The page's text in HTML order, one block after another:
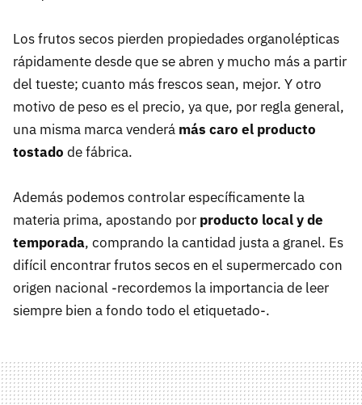
Los frutos secos pierden propiedades organolépticas
rápidamente desde que se abren y mucho más a partir
del tueste; cuanto más frescos sean, mejor. Y otro
motivo de peso es el precio, ya que, por regla general,
una misma marca venderá más caro el producto
tostado de fábrica.
Además podemos controlar específicamente la
materia prima, apostando por producto local y de
temporada, comprando la cantidad justa a granel. Es
difícil encontrar frutos secos en el supermercado con
origen nacional -recordemos la importancia de leer
siempre bien a fondo todo el etiquetado-.